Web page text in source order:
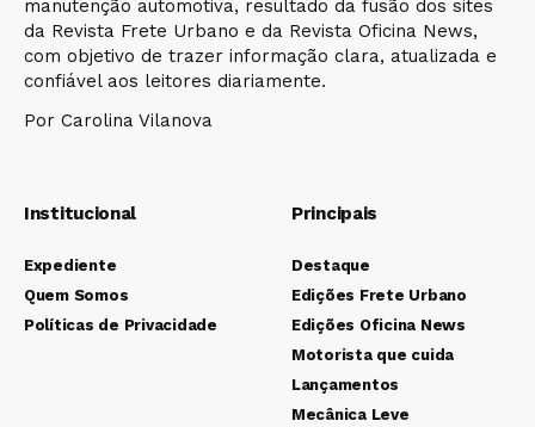
manutenção automotiva, resultado da fusão dos sites
da Revista Frete Urbano e da Revista Oficina News,
com objetivo de trazer informação clara, atualizada e
confiável aos leitores diariamente.
Por Carolina Vilanova
Institucional
Expediente
Quem Somos
Políticas de Privacidade
Principais
Destaque
Edições Frete Urbano
Edições Oficina News
Motorista que cuida
Lançamentos
Mecânica Leve